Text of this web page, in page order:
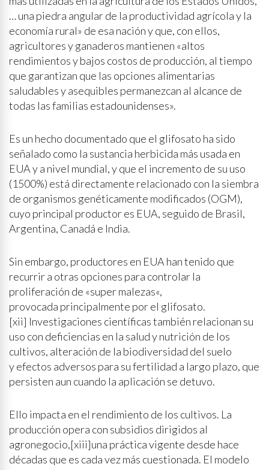
… una piedra angular de la productividad agrícola y la
economía rural» de esa nación y que, con ellos,
agricultores y ganaderos mantienen «altos
rendimientos y bajos costos de producción, al tiempo
que garantizan que las opciones alimentarias
saludables y asequibles permanezcan al alcance de
todas las familias estadounidenses».
Es un hecho documentado que el glifosato ha sido
señalado como la sustancia herbicida más usada en
EUA y a nivel mundial, y que el incremento de su uso
(1500%) está directamente relacionado con la siembra
de organismos genéticamente modificados (OGM),
cuyo principal productor es EUA, seguido de Brasil,
Argentina, Canadá e India.
Sin embargo, productores en EUA han tenido que
recurrir a otras opciones para controlar la
proliferación de «super malezas«,
provocada principalmente por el glifosato.
[xii] Investigaciones científicas también relacionan su
uso con deficiencias en la salud y nutrición de los
cultivos, alteración de la biodiversidad del suelo
y efectos adversos para su fertilidad a largo plazo, que
persisten aun cuando la aplicación se detuvo.
Ello impacta en el rendimiento de los cultivos. La
producción opera con subsidios dirigidos al
agronegocio,[xiii]una práctica vigente desde hace
décadas que es cada vez más cuestionada. El modelo